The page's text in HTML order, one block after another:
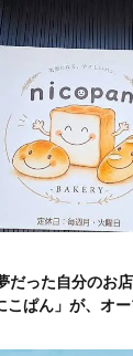
だった自分のお
こぱん」が、オ